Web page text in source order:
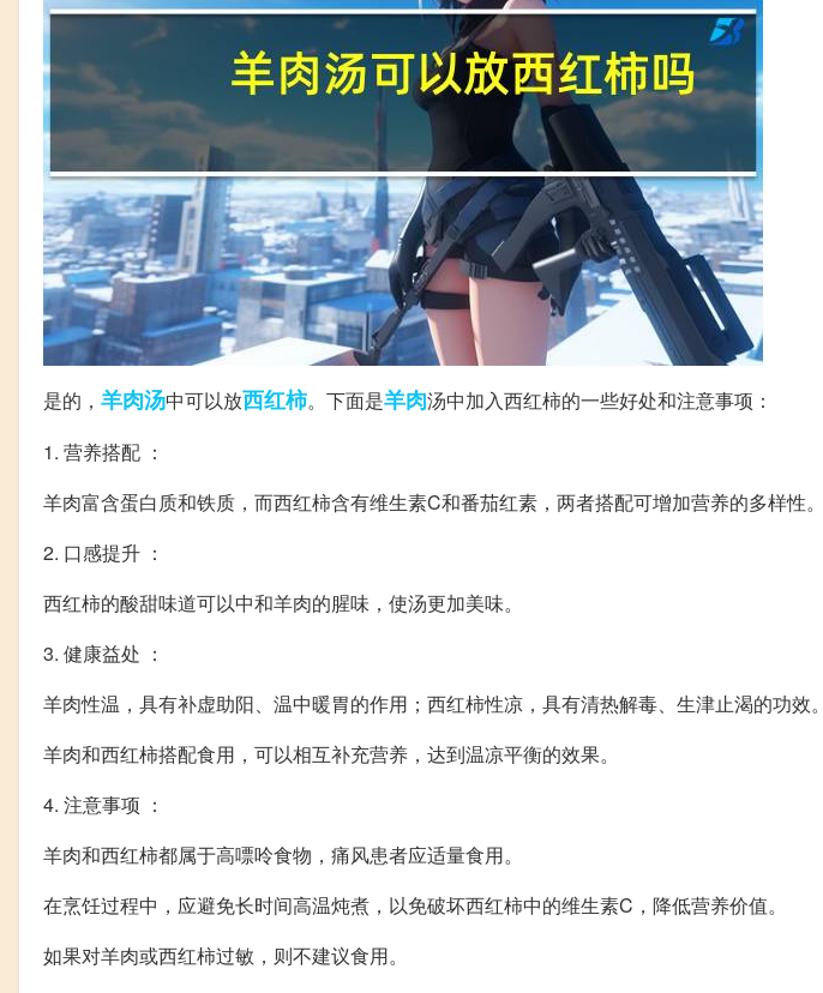
是的， 羊肉汤中可以放西红柿。下面是羊肉汤中加入西红柿的一些好处和注意事项：
1. 营养搭配 ：
羊肉富含蛋白质和铁质，而西红柿含有维生素C和番茄红素，两者搭配可增加营养的多样性。
2. 口感提升 ：
西红柿的酸甜味道可以中和羊肉的腥味，使汤更加美味。
3. 健康益处 ：
羊肉性温，具有补虚助阳、温中暖胃的作用；西红柿性凉，具有清热解毒、生津止渴的功效。
羊肉和西红柿搭配食用，可以相互补充营养，达到温凉平衡的效果。
4. 注意事项 ：
羊肉和西红柿都属于高嘌呤食物，痛风患者应适量食用。
在烹饪过程中，应避免长时间高温炖煮，以免破坏西红柿中的维生素C，降低营养价值。
如果对羊肉或西红柿过敏，则不建议食用。